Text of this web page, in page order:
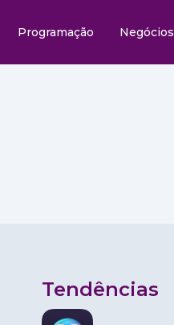
Programação Negócios
Tendências